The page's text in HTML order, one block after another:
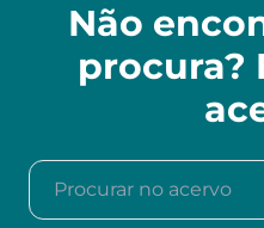
Não
procura?
Procurar no acervo